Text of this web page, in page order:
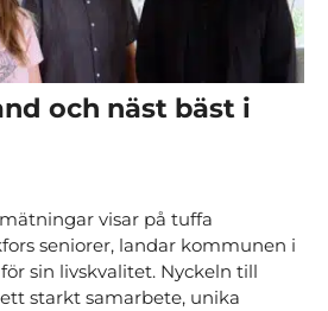
och näst bäst i
visar på tuffa
seniorer, landar kommunen i
sin livskvalitet. Nyckeln till
starkt samarbete, unika